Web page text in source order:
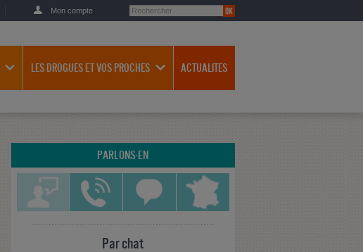
Mon compte
LES DROGUES ET VOS PROCHES ACTUALITES
PARLONS-EN
Par chat